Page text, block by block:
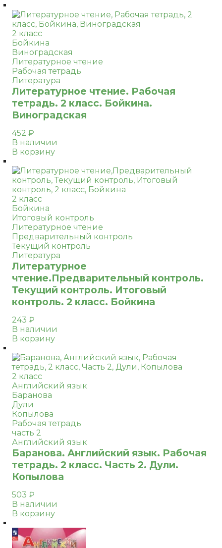
2 класс
Бойкина
Виноградская
Литературное чтение
Рабочая тетрадь
Литература
Литературное чтение. Рабочая
тетрадь. 2 класс. Бойкина.
Виноградская
452 ₽
В наличии
В корзину
2 класс
Бойкина
Итоговый контроль
Литературное чтение
Предварительный контроль
Текущий контроль
Литература
Литературное
чтение.Предварительный контроль.
Текущий контроль. Итоговый
контроль. 2 класс. Бойкина
243 ₽
В наличии
В корзину
2 класс
Английский язык
Баранова
Дули
Копылова
Рабочая тетрадь
часть 2
Английский язык
Баранова. Английский язык. Рабочая
тетрадь. 2 класс. Часть 2. Дули.
Копылова
503 ₽
В наличии
В корзину